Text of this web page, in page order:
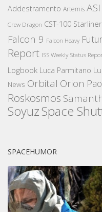
Addestramento Artemis ASI
Crew Dragon CST-100 Starliner
Falcon 9 Falcon Heavy
Report ISS Weekly Status
Logbook Luca Parmitano
News Orbital Orion
Roskosmos
SoyuzSpace
SPACEHUMOR